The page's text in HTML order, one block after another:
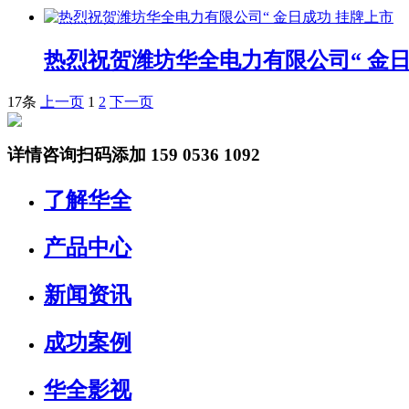
热烈祝贺潍坊华全电力有限公司“ 金
17条 上一页 1 2 下一页
详情咨询扫码添加 159 0536 1092
了解华全
产品中心
新闻资讯
成功案例
华全影视